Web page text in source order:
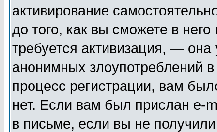
активирование
до того, как вы сможете в
требуется активизация, —
анонимных злоупотреблений
процесс регистрации, вам
нет. Если вам был прислан e-
в письме, если вы не